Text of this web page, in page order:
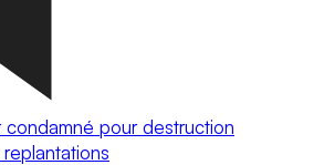
condamné pour destruction